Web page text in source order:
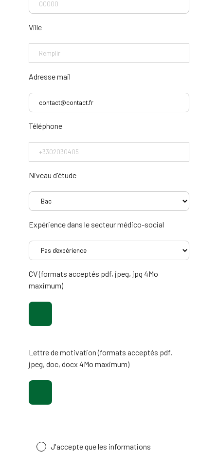
Ville
Adresse mail
Téléphone
Niveau d'étude
Expérience dans le secteur médico-social
CV (formats acceptés pdf, jpeg, jpg 4Mo
maximum)
Lettre de motivation (formats acceptés pdf,
jpeg, doc, docx 4Mo maximum)
J'accepte que les informations